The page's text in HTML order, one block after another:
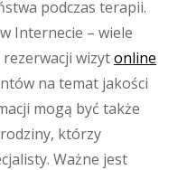
podczas terapii.
Internecie – wiele
wizytonline
na temat jakości
mogą być także
którzy
Ważne jest